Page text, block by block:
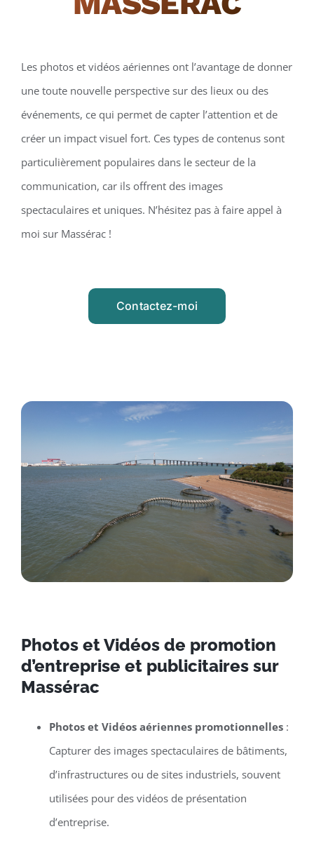
Les photos et vidéos aériennes ont l’avantage de donner
une toute nouvelle perspective sur des lieux ou des
événements, ce qui permet de capter l’attention et de
créer un impact visuel fort. Ces types de contenus sont
particulièrement populaires dans le secteur de la
communication, car ils offrent des images
spectaculaires et uniques. N’hésitez pas à faire appel à
moi sur Massérac !
Contactez-moi
Photos et Vidéos de promotion
d’entreprise et publicitaires sur
Massérac
Photos et Vidéos aériennes promotionnelles:
Capturer des images spectaculaires de bâtiments,
d’infrastructures ou de sites industriels, souvent
utilisées pour des vidéos de présentation
d’entreprise.